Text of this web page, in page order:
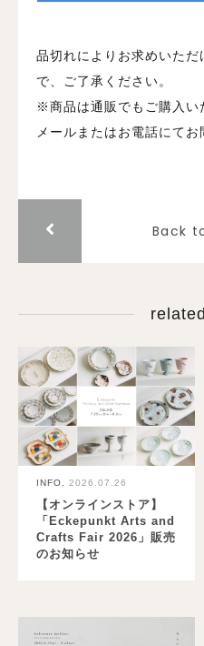
品切れによりお求めいた
で、ご了承ください。
※商品は通販でもご購入い
メールまたはお電話にてお
Back
INFO. 2026.07.26
【オンラインストア】
「Eckepunkt Arts and
Crafts Fair 2026」販売
のお知らせ